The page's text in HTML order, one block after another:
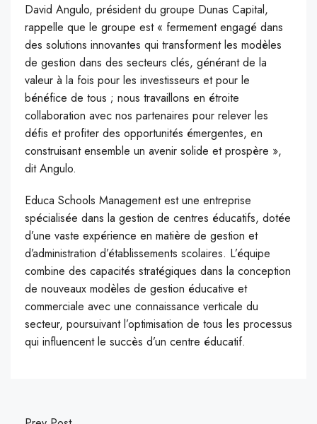
David Angulo, président du groupe Dunas Capital,
rappelle que le groupe est « fermement engagé dans
des solutions innovantes qui transforment les modèles
de gestion dans des secteurs clés, générant de la
valeur à la fois pour les investisseurs et pour le
bénéfice de tous ; nous travaillons en étroite
collaboration avec nos partenaires pour relever les
défis et profiter des opportunités émergentes, en
construisant ensemble un avenir solide et prospère »,
dit Angulo.
Educa Schools Management est une entreprise
spécialisée dans la gestion de centres éducatifs, dotée
d’une vaste expérience en matière de gestion et
d’administration d’établissements scolaires. L’équipe
combine des capacités stratégiques dans la conception
de nouveaux modèles de gestion éducative et
commerciale avec une connaissance verticale du
secteur, poursuivant l’optimisation de tous les processus
qui influencent le succès d’un centre éducatif.